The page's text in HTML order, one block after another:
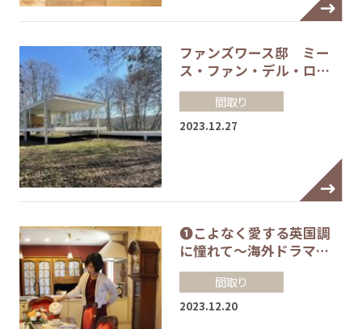
ファンズワース邸 ミー
ス・ファン・デル・ロ…
間取り
2023.12.27
❶こよなく愛する英国調
に憧れて～海外ドラマ…
間取り
2023.12.20